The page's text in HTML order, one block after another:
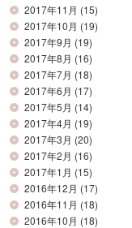
2017年11月 (15)
2017年10月 (19)
2017年9月 (19)
2017年8月 (16)
2017年7月 (18)
2017年6月 (17)
2017年5月 (14)
2017年4月 (19)
2017年3月 (20)
2017年2月 (16)
2017年1月 (15)
2016年12月 (17)
2016年11月 (18)
2016年10月 (18)